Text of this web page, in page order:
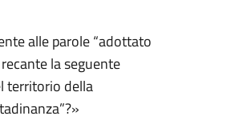
alle parole “adottato
la seguente
territorio della